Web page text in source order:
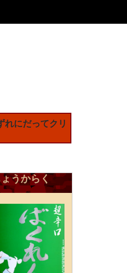
れにだってクリ
うからく